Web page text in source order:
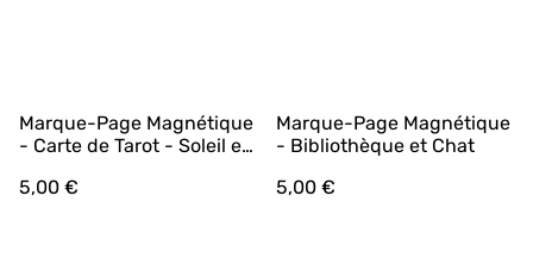
Marque-Page Magnétique
- Carte de Tarot - Soleil et
5,00 €
Marque-Page Magnétique
- Bibliothèque et Chat
5,00 €